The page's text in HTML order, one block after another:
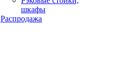
шкафы
Распродажа